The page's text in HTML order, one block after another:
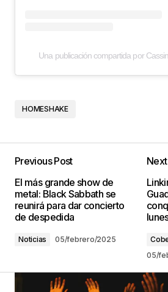
Una publicación compartida por
HOMESHAKE
Previous Post
El más grande show de
metal: Black Sabbath se
reunirá para dar concierto
de despedida
Noticias 05/febrero/2025
05/